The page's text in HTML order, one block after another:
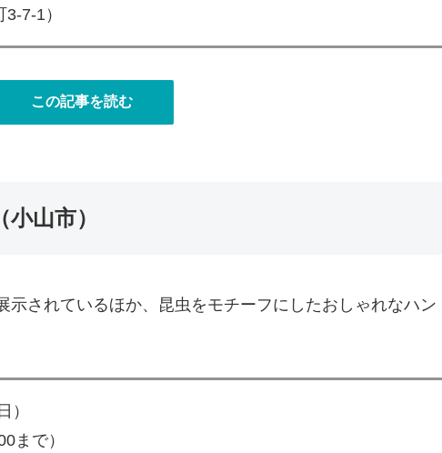
7-1）
この記事を読む
山市）
示されているほか、昆虫をモチーフにしたおしゃれなハン
）
まで）